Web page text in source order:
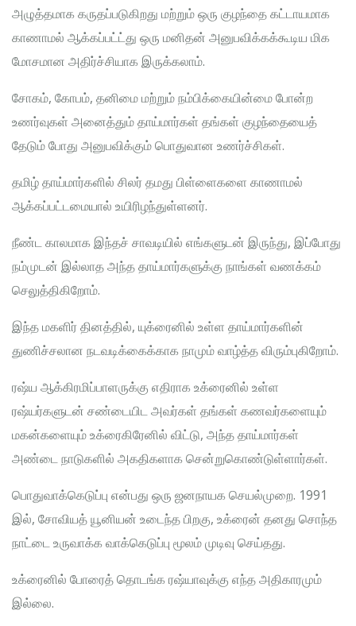
அழுத்தமாக கருதப்படுகிறது மற்றும் ஒரு குழந்தை கட்டாயமாக
காணாமல் ஆக்கப்பட்ட்து ஒரு மனிதன் அனுபவிக்கக்கூடிய மிக
மோசமான அதிர்ச்சியாக இருக்கலாம்.
சோகம், கோபம், தனிமை மற்றும் நம்பிக்கையின்மை போன்ற
உணர்வுகள் அனைத்தும் தாய்மார்கள் தங்கள் குழந்தையைத்
தேடும் போது அனுபவிக்கும் பொதுவான உணர்ச்சிகள்.
தமிழ் தாய்மார்களில் சிலர் தமது பிள்ளைகளை காணாமல்
ஆக்கப்பட்டமையால் உயிரிழந்துள்ளனர்.
நீண்ட காலமாக இந்தச் சாவடியில் எங்களுடன் இருந்து, இப்போது
நம்முடன் இல்லாத அந்த தாய்மார்களுக்கு நாங்கள் வணக்கம்
செலுத்திகிறோம்.
இந்த மகளிர் தினத்தில், யுக்ரைனில் உள்ள தாய்மார்களின்
துணிச்சலான நடவடிக்கைக்காக நாமும் வாழ்த்த விரும்புகிறோம்.
ரஷ்ய ஆக்கிரமிப்பாளருக்கு எதிராக உக்ரைனில் உள்ள
ரஷ்யர்களுடன் சண்டையிட அவர்கள் தங்கள் கணவர்களையும்
மகன்களையும் உக்ரைகிரேனில் விட்டு, அந்த தாய்மார்கள்
அண்டை நாடுகளில் அகதிகளாக சென்றுகொண்டுள்ளார்கள்.
பொதுவாக்கெடுப்பு என்பது ஒரு ஜனநாயக செயல்முறை. 1991
இல், சோவியத் யூனியன் உடைந்த பிறகு, உக்ரைன் தனது சொந்த
நாட்டை உருவாக்க வாக்கெடுப்பு மூலம் முடிவு செய்தது.
உக்ரைனில் போரைத் தொடங்க ரஷ்யாவுக்கு எந்த அதிகாரமும்
இல்லை.